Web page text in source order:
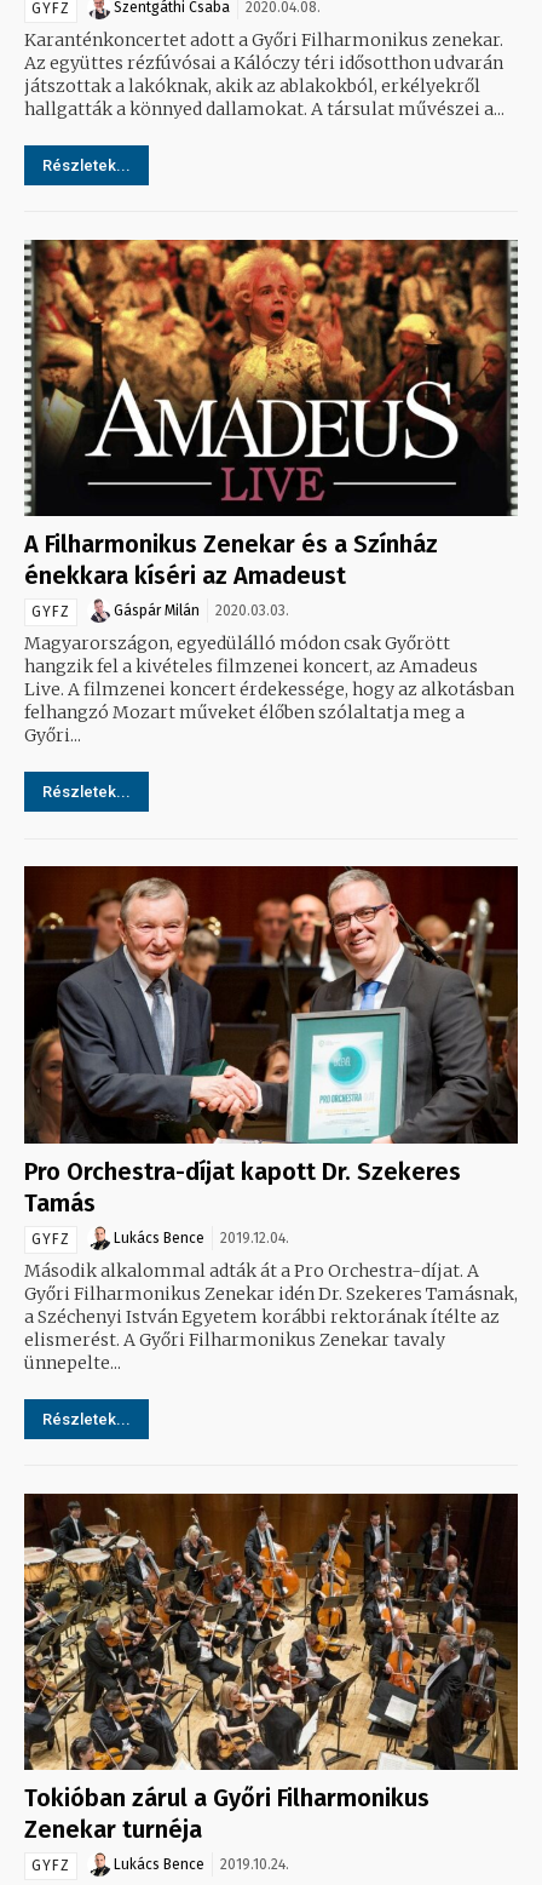
GYFZ Szentgáthi Csaba 2020.04.08.
Karanténkoncertet adott a Győri Filharmonikus zenekar.
Az együttes rézfúvósai a Kálóczy téri idősotthon udvarán
játszottak a lakóknak, akik az ablakokból, erkélyekről
hallgatták a könnyed dallamokat. A társulat művészei a...
Részletek...
A Filharmonikus Zenekar és a Színház
énekkara kíséri az Amadeust
GYFZ Gáspár Milán 2020.03.03.
Magyarországon, egyedülálló módon csak Győrött
hangzik fel a kivételes filmzenei koncert, az Amadeus
Live. A filmzenei koncert érdekessége, hogy az alkotásban
felhangzó Mozart műveket élőben szólaltatja meg a
Győri...
Részletek...
Pro Orchestra-díjat kapott Dr. Szekeres
Tamás
GYFZ Lukács Bence 2019.12.04.
Második alkalommal adták át a Pro Orchestra-díjat. A
Győri Filharmonikus Zenekar idén Dr. Szekeres Tamásnak,
a Széchenyi István Egyetem korábbi rektorának ítélte az
elismerést. A Győri Filharmonikus Zenekar tavaly
ünnepelte...
Részletek...
Tokióban zárul a Győri Filharmonikus
Zenekar turnéja
GYFZ Lukács Bence 2019.10.24.